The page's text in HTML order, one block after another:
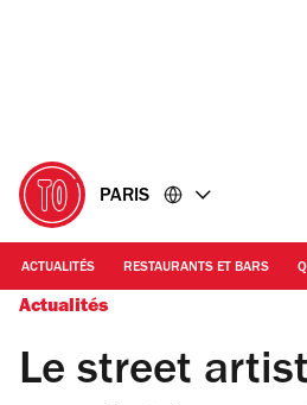
PARIS
ACTUALITÉS RESTAURANTS ET BARS
Actualités
Le street